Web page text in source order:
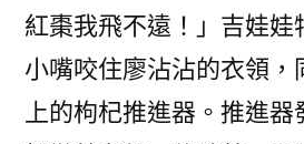
紅棗我飛不遠！」吉娃娃
小嘴咬住廖沾沾的衣領，
上的枸杞推進器。推進